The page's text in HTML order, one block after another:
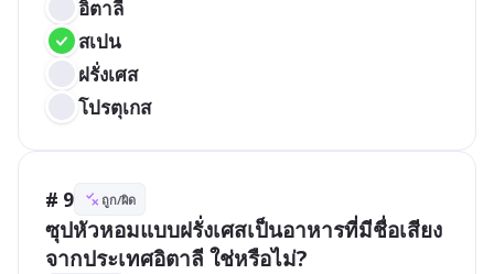
อิตาลี
สเปน
ฝรั่งเศส
โปรตุเกส
# 9 ถูก/ผิด
ซุปหัวหอมแบบฝรั่งเศสเป็นอาหารที่มีชื่อเสียง
จากประเทศอิตาลี ใช่หรือไม่?